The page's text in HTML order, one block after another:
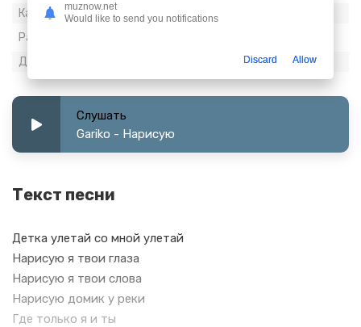
Качество:
320 kbps, Stereo
Размер:
Длительность:
Слушать
Gariko - Нарисую
Текст песни
Детка улетай со мной улетай
Нарисую я твои глаза
Нарисую я твои слова
Нарисую домик у реки
Где только я и ты
muznow.net
Would like to send you notifications
Discard Allow